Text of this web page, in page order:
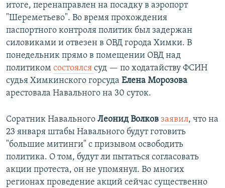
итоге, перенаправлен на посадку в аэропорт
"Шереметьево". Во время прохождения
паспортного контроля политик был задержан
силовиками и отвезен в ОВД города Химки. В
понедельник прямо в помещении ОВД над
политиком состоялся суд — по ходатайству ФСИН
судья Химкинского горсуда Елена Морозова
арестовала Навального на 30 суток.
Соратник Навального Леонид Волков заявил, что на
23 января штабы Навального будут готовить
"большие митинги" с призывом освободить
политика. О том, будут ли пытаться согласовать
акции протеста, он не упомянул. Во многих
регионах проведение акций сейчас существенно